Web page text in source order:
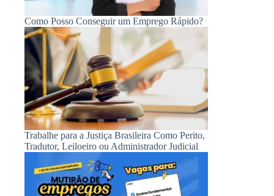
Como Posso Conseguir um Emprego Rápido?
Trabalhe para a Justiça Brasileira Como Perito,
Tradutor, Leiloeiro ou Administrador Judicial